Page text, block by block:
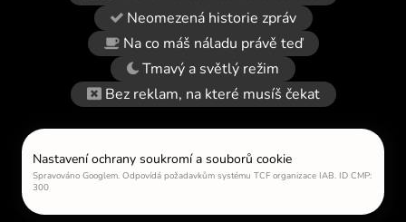
Neomezená historie zpráv
Na co máš náladu právě teď
Tmavý a světlý režim
Bez reklam, na které musíš čekat
Nastavení ochrany soukromí a souborů cookie
Spravováno Googlem. Odpovídá požadavkům systému TCF organizace IAB. ID CMP:
300